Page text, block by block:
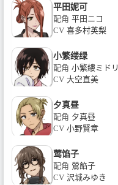
平田妮可
配角 平田ニコ
CV 喜多村英梨
小繁缕绿
配角 小繁縷ミドリ
CV 大空直美
夕真昼
配角 夕真昼
CV 小野賢章
莺馅子
配角 鶯餡子
CV 沢城みゆき